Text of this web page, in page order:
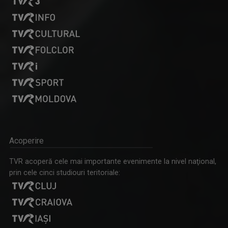
„Generația Fit” promovează mișcarea ca stil de ...
Acoperire
TVR acoperă cele mai importante evenimente la nivel naţional,
prin cele cinci studiouri teritoriale: